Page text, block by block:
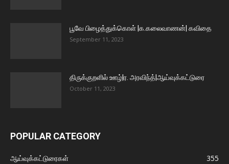
பூவே பிழைத்துக்கொள் |க.கலைவாணன்| கவிதை
September 11, 2023
திருக்குறளில் ஊழ்|ர. அரவிந்த்|ஆய்வுக்கட்டுரை
October 11, 2023
POPULAR CATEGORY
ஆய்வுக்கட்டுரைகள்
355